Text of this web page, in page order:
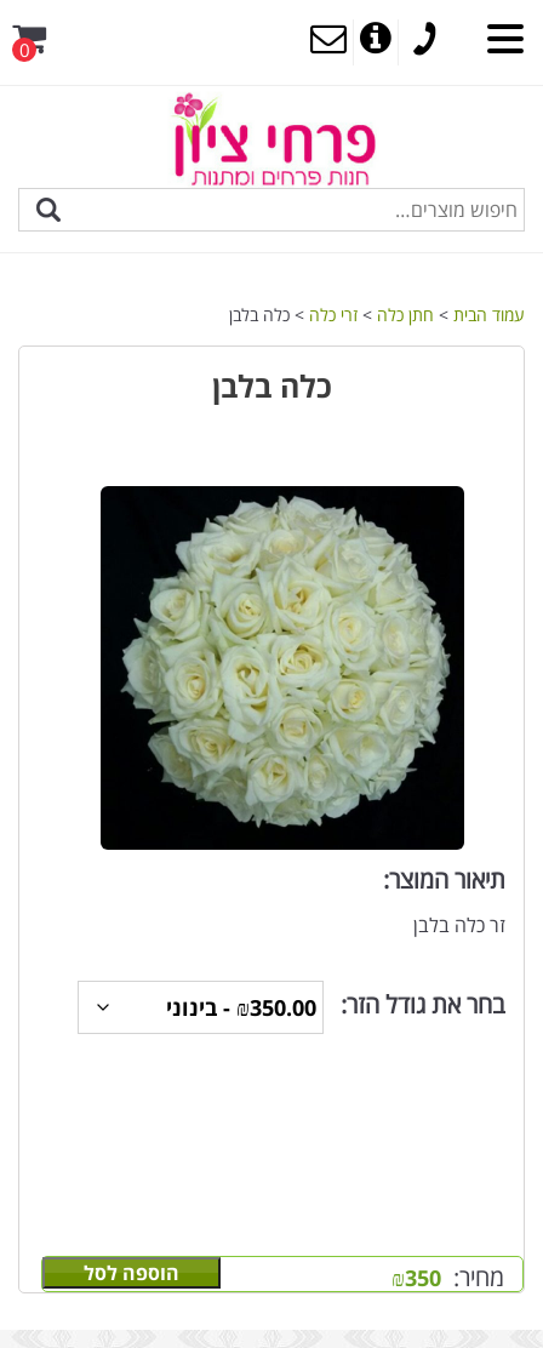
0
עמוד הבית > חתן כלה > זרי כלה > כלה בלבן
כלה בלבן
תיאור המוצר:
זר כלה בלבן
בחר את גודל הזר:
מחיר: ₪350 הוספה לסל